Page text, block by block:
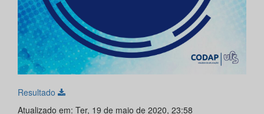
Resultado
Atualizado em: Ter, 19 de maio de 2020, 23:58